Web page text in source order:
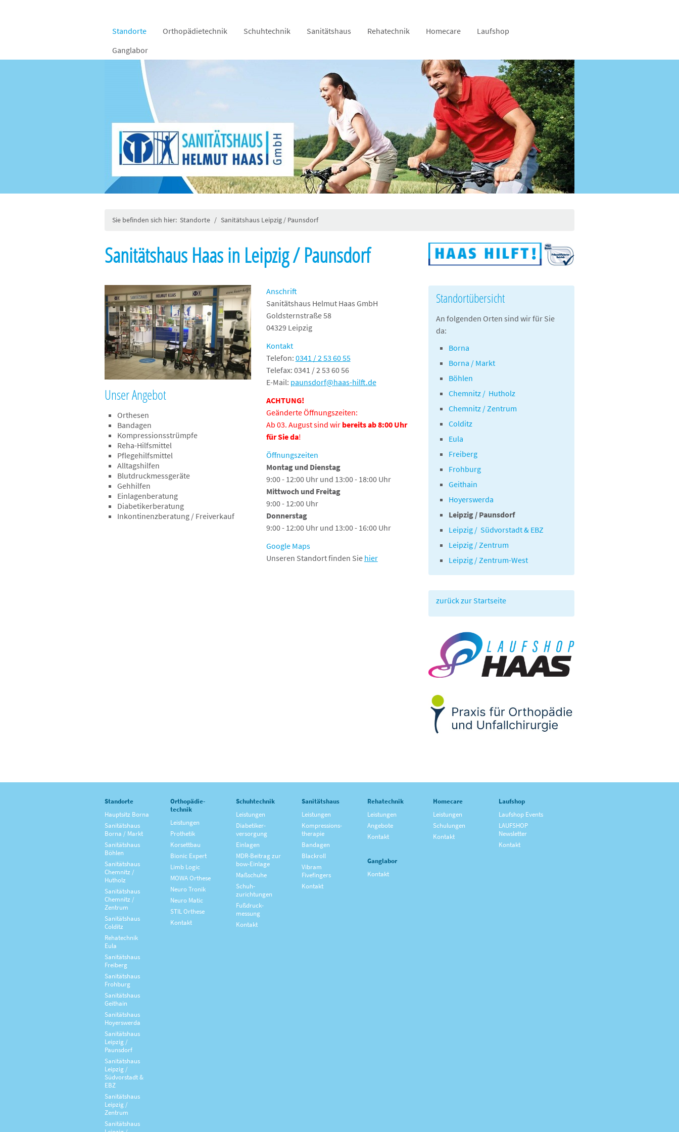
Standorte Orthopädie­technik Schuhtechnik Sanitätshaus Rehatechnik Homecare
Laufshop
Ganglabor
Sie befinden sich hier: Standorte / Sanitätshaus Leipzig / Paunsdorf
Sanitätshaus Haas in Leipzig / Paunsdorf
Unser Angebot
Orthesen
Bandagen
Kompressionsstrümpfe
Reha-Hilfsmittel
Pflegehilfsmittel
Alltagshilfen
Blutdruckmessgeräte
Gehhilfen
Einlagenberatung
Diabetikerberatung
Inkontinenzberatung / Freiverkauf
Anschrift
Sanitätshaus Helmut Haas GmbH
Goldsternstraße 58
04329 Leipzig
Kontakt
Telefon: 0341 / 2 53 60 55
Telefax: 0341 / 2 53 60 56
E-Mail: paunsdorf@haas-hilft.de
ACHTUNG!
Geänderte Öffnungszeiten:
Ab 03. August sind wir bereits ab 8:00 Uhr
für Sie da!
Öffnungszeiten
Montag und Dienstag
9:00 - 12:00 Uhr und 13:00 - 18:00 Uhr
Mittwoch und Freitag
9:00 - 12:00 Uhr
Donnerstag
9:00 - 12:00 Uhr und 13:00 - 16:00 Uhr
Google Maps
Unseren Standort finden Sie hier
Standortübersicht
An folgenden Orten sind wir für Sie
da:
Borna
Borna / Markt
Böhlen
Chemnitz / Hutholz
Chemnitz / Zentrum
Colditz
Eula
Freiberg
Frohburg
Geithain
Hoyerswerda
Leipzig / Paunsdorf
Leipzig / Südvorstadt & EBZ
Leipzig / Zentrum
Leipzig / Zentrum-West
zurück zur Startseite
Standorte
Hauptsitz Borna
Sanitätshaus
Borna / Markt
Sanitätshaus
Böhlen
Sanitätshaus
Chemnitz /
Hutholz
Sanitätshaus
Chemnitz /
Zentrum
Sanitätshaus
Colditz
Rehatechnik
Eula
Sanitätshaus
Freiberg
Sanitätshaus
Frohburg
Sanitätshaus
Geithain
Sanitätshaus
Hoyerswerda
Sanitätshaus
Leipzig /
Paunsdorf
Sanitätshaus
Leipzig /
Südvorstadt &
EBZ
Sanitätshaus
Leipzig /
Zentrum
Sanitätshaus
Orthopädie­
technik
Leistungen
Prothetik
Korsettbau
Bionic Expert
Limb Logic
MOWA Orthese
Neuro Tronik
Neuro Matic
STIL Orthese
Kontakt
Schuhtechnik
Leistungen
Diabetiker­
versorgung
Einlagen
MDR-Beitrag zur
bow-Einlage
Maßschuhe
Schuh­
zurichtungen
Fußdruck­
messung
Kontakt
Sanitätshaus
Leistungen
Kompressions­
therapie
Bandagen
Blackroll
Vibram
Fivefingers
Kontakt
Rehatechnik
Leistungen
Angebote
Kontakt
Homecare
Leistungen
Schulungen
Kontakt
Laufshop
Laufshop Events
LAUFSHOP
Newsletter
Kontakt
Ganglabor
Kontakt